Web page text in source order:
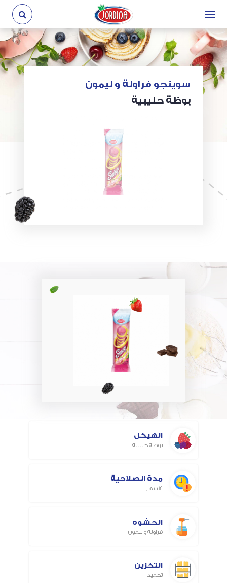
سوينجو فراولة و ليمون
بوظة حليبية
الهيكل
بوظة حليبية
مدة الصلاحية
12 شهر
الحشوه
فراولة و ليمون
التخزين
تجميد